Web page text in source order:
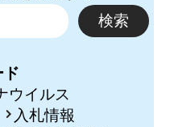
ド
ウイルス
入札情報